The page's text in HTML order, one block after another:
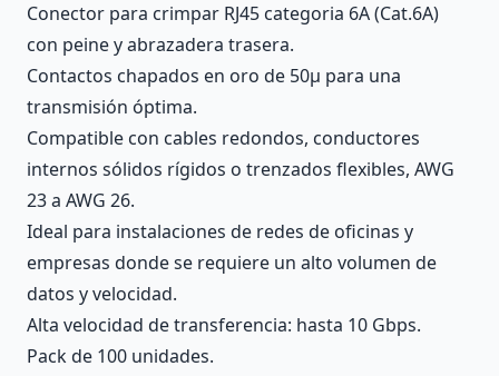
Conector para crimpar RJ45 categoria 6A (Cat.6A)
con peine y abrazadera trasera.
Contactos chapados en oro de 50μ para una
transmisión óptima.
Compatible con cables redondos, conductores
internos sólidos rígidos o trenzados flexibles, AWG
23 a AWG 26.
Ideal para instalaciones de redes de oficinas y
empresas donde se requiere un alto volumen de
datos y velocidad.
Alta velocidad de transferencia: hasta 10 Gbps.
Pack de 100 unidades.